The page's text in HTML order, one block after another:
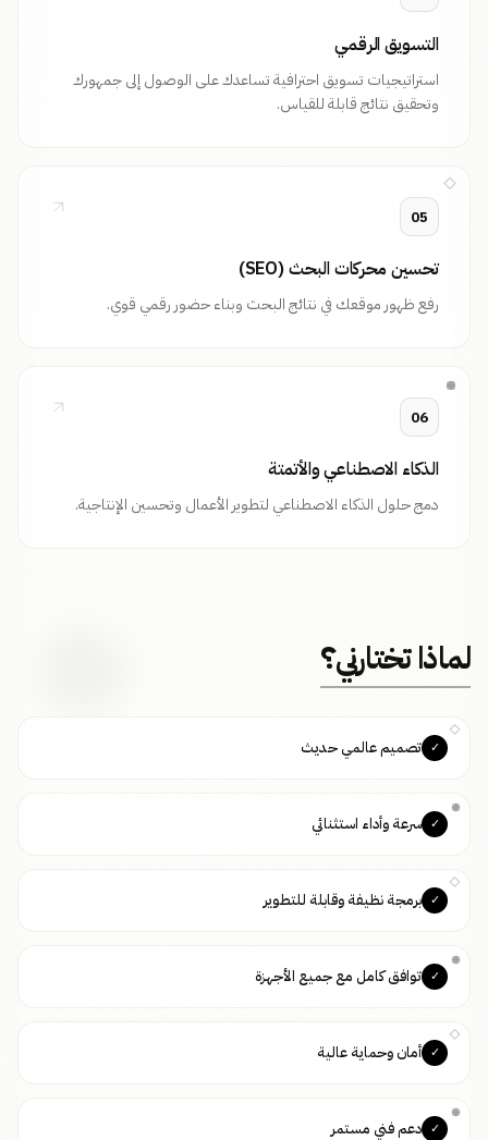
التسويق الرقمي
استراتيجيات تسويق احترافية تساعدك على الوصول إلى جمهورك
وتحقيق نتائج قابلة للقياس.
05
تحسين محركات البحث (SEO)
رفع ظهور موقعك في نتائج البحث وبناء حضور رقمي قوي.
06
الذكاء الاصطناعي والأتمتة
دمج حلول الذكاء الاصطناعي لتطوير الأعمال وتحسين الإنتاجية.
لماذا تختارني؟
✓ تصميم عالمي حديث
✓ سرعة وأداء استثنائي
✓ برمجة نظيفة وقابلة للتطوير
✓ توافق كامل مع جميع الأجهزة
✓ أمان وحماية عالية
✓ دعم فني مستمر